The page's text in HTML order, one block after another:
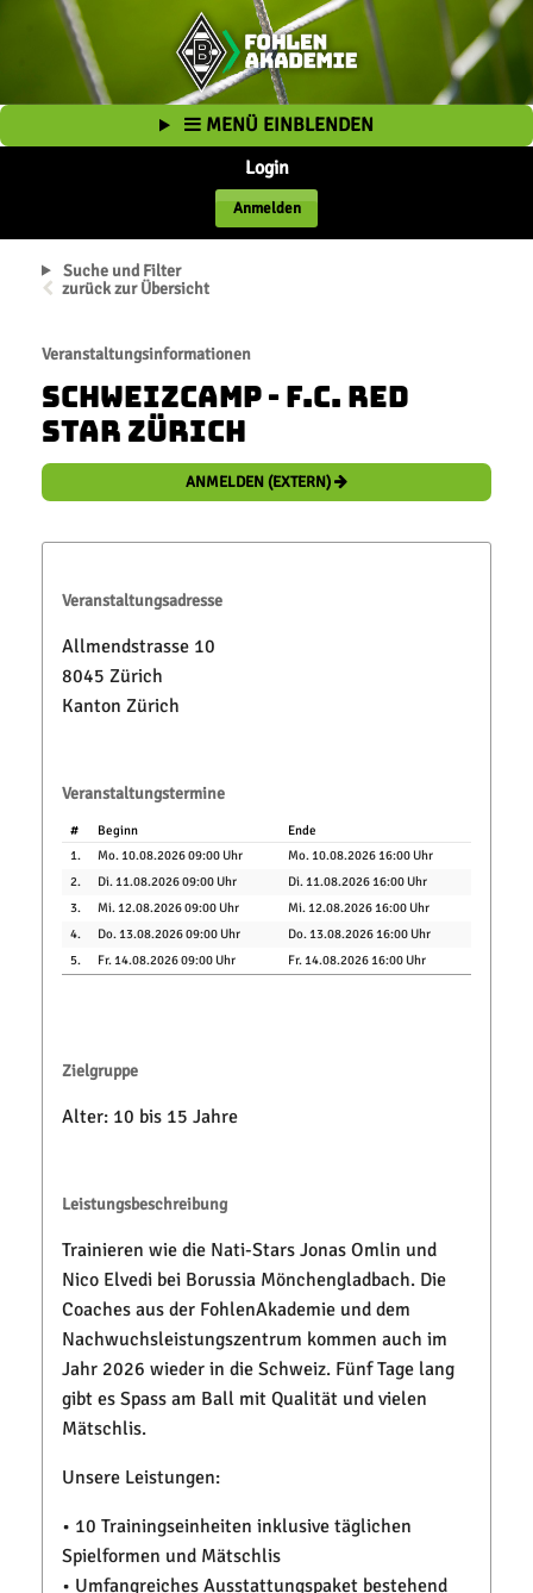
MENÜ EINBLENDEN
Login
Anmelden
Suche und Filter
zurück zur Übersicht
Veranstaltungsinformationen
Schweizcamp - F.C. Red
Star Zürich
ANMELDEN (EXTERN)
Veranstaltungsadresse
Allmendstrasse 10
8045 Zürich
Kanton Zürich
Veranstaltungstermine
# Beginn
Ende
1.
Mo. 10.08.2026 09:00 Uhr
Mo. 10.08.2026 16:00 Uhr
2.
Di. 11.08.2026 09:00 Uhr
Di. 11.08.2026 16:00 Uhr
3.
Mi. 12.08.2026 09:00 Uhr
Mi. 12.08.2026 16:00 Uhr
4.
Do. 13.08.2026 09:00 Uhr
Do. 13.08.2026 16:00 Uhr
5.
Fr. 14.08.2026 09:00 Uhr Fr. 14.08.2026 16:00 Uhr
Zielgruppe
Alter: 10 bis 15 Jahre
Leistungsbeschreibung
Trainieren wie die Nati-Stars Jonas Omlin und
Nico Elvedi bei Borussia Mönchengladbach. Die
Coaches aus der FohlenAkademie und dem
Nachwuchsleistungszentrum kommen auch im
Jahr 2026 wieder in die Schweiz. Fünf Tage lang
gibt es Spass am Ball mit Qualität und vielen
Mätschlis.
Unsere Leistungen:
• 10 Trainingseinheiten inklusive täglichen
Spielformen und Mätschlis
• Umfangreiches Ausstattungspaket bestehend